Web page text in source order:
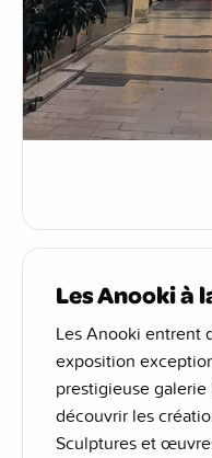
Les Anooki à
Les Anooki entrent
exposition
prestigieuse
découvrir les
Sculptures et